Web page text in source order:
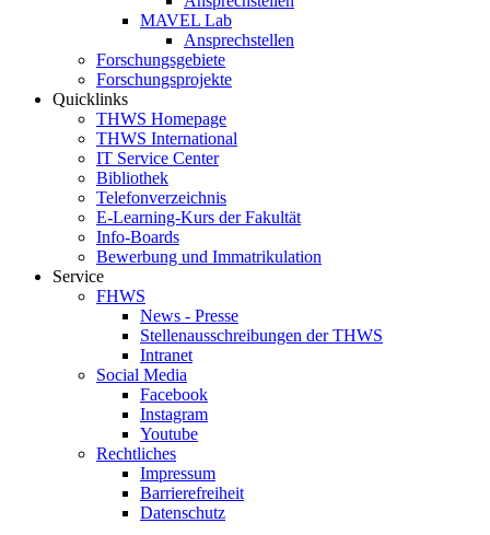
MAVEL Lab
Ansprechstellen
Forschungsgebiete
Forschungsprojekte
Quicklinks
THWS Homepage
THWS International
IT Service Center
Bibliothek
Telefonverzeichnis
E-Learning-Kurs der Fakultät
Info-Boards
Bewerbung und Immatrikulation
Service
FHWS
News - Presse
Stellenausschreibungen der THWS
Intranet
Social Media
Facebook
Instagram
Youtube
Rechtliches
Impressum
Barrierefreiheit
Datenschutz